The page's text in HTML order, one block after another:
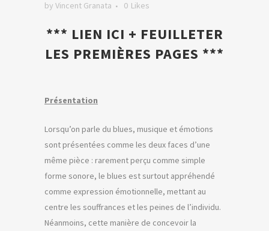
by Vincent Granata 0 Likes
*** LIEN ICI + FEUILLETER
LES PREMIÈRES PAGES ***
Présentation
Lorsqu’on parle du blues, musique et émotions
sont présentées comme les deux faces d’une
même pièce : rarement perçu comme simple
forme sonore, le blues est surtout appréhendé
comme expression émotionnelle, mettant au
centre les souffrances et les peines de l’individu.
Néanmoins, cette manière de concevoir la